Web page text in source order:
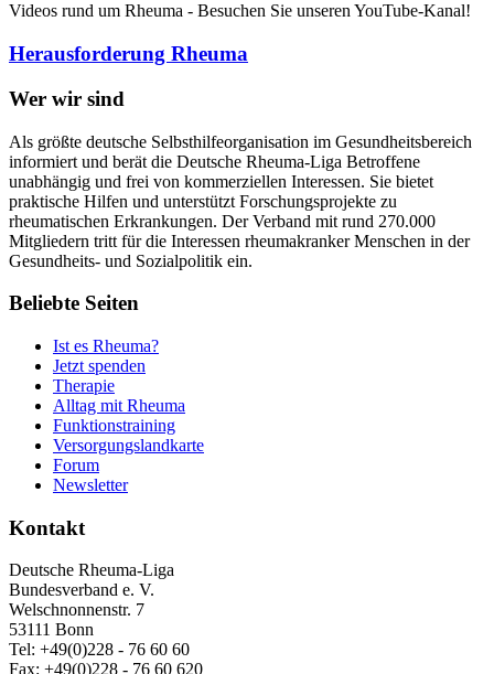
Videos rund um Rheuma - Besuchen Sie unseren YouTube-Kanal!
Herausforderung Rheuma
Wer wir sind
Als größte deutsche Selbsthilfeorganisation im Gesundheitsbereich
informiert und berät die Deutsche Rheuma-Liga Betroffene
unabhängig und frei von kommerziellen Interessen. Sie bietet
praktische Hilfen und unterstützt Forschungsprojekte zu
rheumatischen Erkrankungen. Der Verband mit rund 270.000
Mitgliedern tritt für die Interessen rheumakranker Menschen in der
Gesundheits- und Sozialpolitik ein.
Beliebte Seiten
Ist es Rheuma?
Jetzt spenden
Therapie
Alltag mit Rheuma
Funktionstraining
Versorgungslandkarte
Forum
Newsletter
Kontakt
Deutsche Rheuma-Liga
Bundesverband e. V.
Welschnonnenstr. 7
53111 Bonn
Tel: +49(0)228 - 76 60 60
Fax: +49(0)228 - 76 60 620